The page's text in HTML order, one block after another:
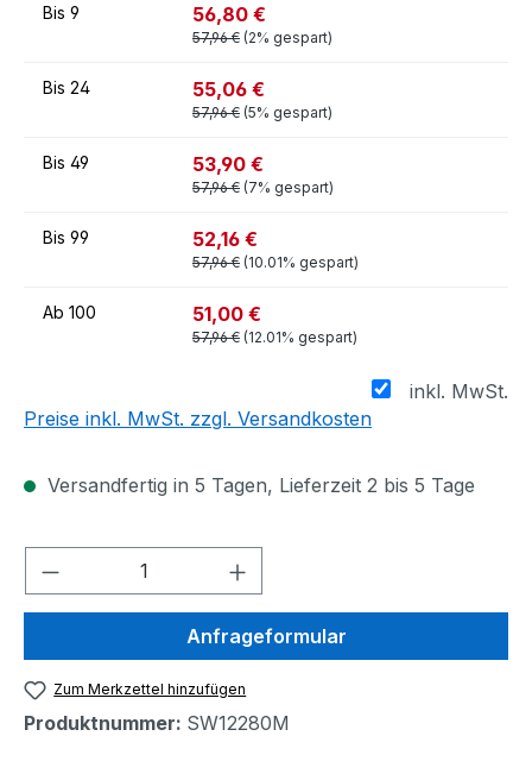
Bis 9 56,80 €
57,96 € (2% gespart)
Bis 24 55,06 €
57,96 € (5% gespart)
Bis 49 53,90 €
57,96 € (7% gespart)
Bis 99 52,16 €
57,96 € (10.01% gespart)
Ab 100 51,00 €
57,96 € (12.01% gespart)
inkl. MwSt.
Preise inkl. MwSt. zzgl. Versandkosten
Versandfertig in 5 Tagen, Lieferzeit 2 bis 5 Tage
Produkt Anzahl: Gib den
Anfrageformular
Zum Merkzettel hinzufügen
Produktnummer: SW12280M